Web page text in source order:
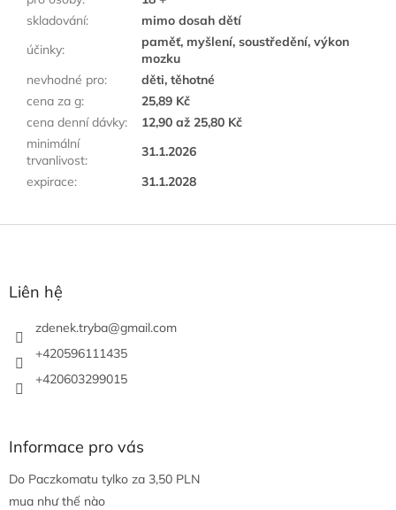
skladování:
mimo dosah dětí
účinky:
paměť, myšlení, soustředění, výkon
mozku
nevhodné pro:
děti, těhotné
cena za g:
25,89 Kč
cena denní dávky:
12,90 až 25,80 Kč
minimální
trvanlivost:
31.1.2026
expirace: 31.1.2028
C
Liên hệ
zdenek.tryba@gmail.com
+420596111435
+420603299015
Informace pro vás
Do Paczkomatu tylko za 3,50 PLN
mua như thế nào